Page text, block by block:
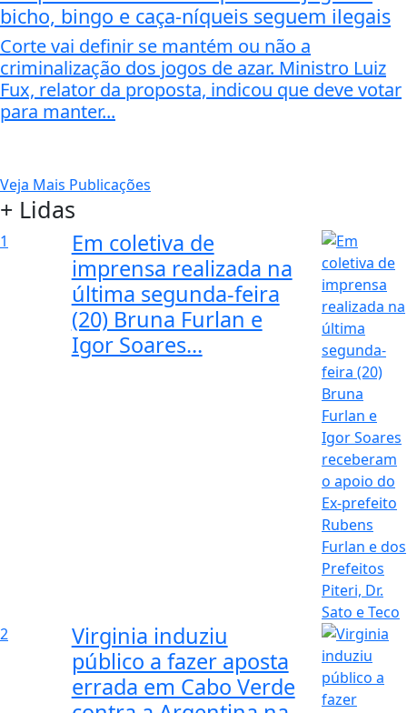
bicho, bingo e caça-níqueis seguem ilegais
Corte vai definir se mantém ou não a
criminalização dos jogos de azar. Ministro Luiz
Fux, relator da proposta, indicou que deve votar
para manter...
Veja Mais Publicações
+ Lidas
1
Em coletiva de
imprensa realizada na
última segunda-feira
(20) Bruna Furlan e
Igor Soares...
2
Virginia induziu
público a fazer aposta
errada em Cabo Verde